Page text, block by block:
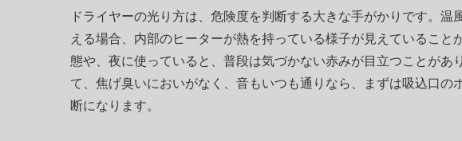
ドライヤーの光り方は、危険度を判断する大きな手がかりです。
える場合、内部のヒーターが熱を持っている様子が見えていること
態や、夜に使っていると、普段は気づかない赤みが目立つことがあ
て、焦げ臭いにおいがなく、音もいつも通りなら、まずは吸込口の
断になります。